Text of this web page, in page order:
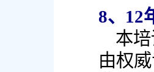
8、12
本
由权